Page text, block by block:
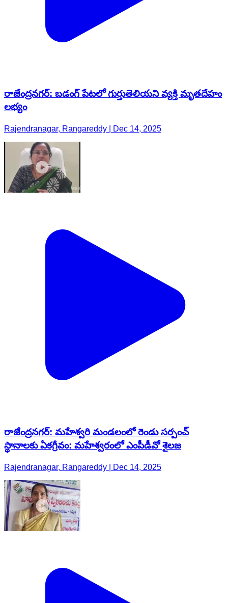
రాజేంద్రనగర్: బడంగ్ పేటలో గుర్తుతెలియని వ్యక్తి మృతదేహం
లభ్యం
Rajendranagar, Rangareddy | Dec 14, 2025
రాజేంద్రనగర్: మహేశ్వరి మండలంలో రెండు సర్పంచ్
స్థానాలకు ఏకగ్రీవం: మహేశ్వరంలో ఎంపీడీవో శైలజ
Rajendranagar, Rangareddy | Dec 14, 2025